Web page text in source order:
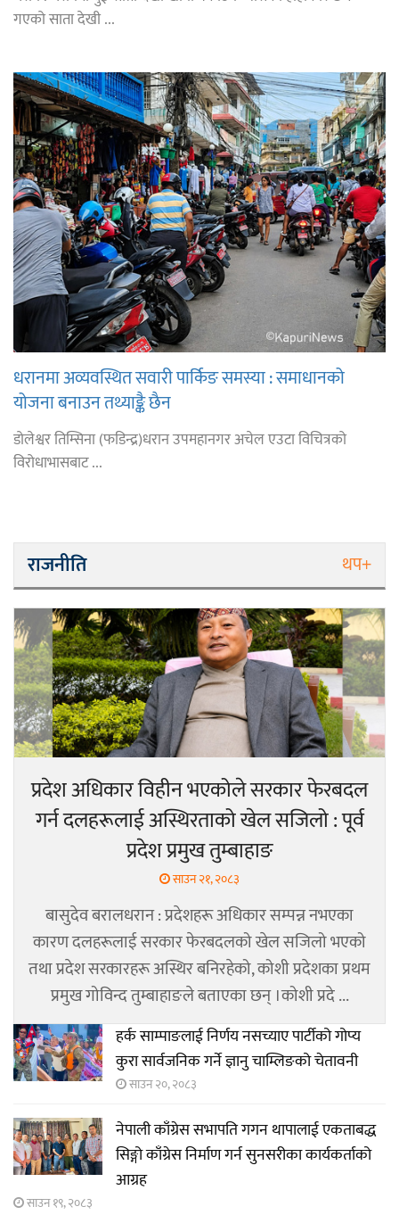
गएको साता देखी ...
धरानमा अव्यवस्थित सवारी पार्किङ समस्या : समाधानको
योजना बनाउन तथ्याङ्कै छैन
डोलेश्वर तिम्सिना (फडिन्द्र)धरान उपमहानगर अचेल एउटा विचित्रको
विरोधाभासबाट ...
राजनीति थप+
प्रदेश अधिकार विहीन भएकोले सरकार फेरबदल
गर्न दलहरूलाई अस्थिरताको खेल सजिलो : पूर्व
प्रदेश प्रमुख तुम्बाहाङ
साउन २१, २०८३
बासुदेव बरालधरान : प्रदेशहरू अधिकार सम्पन्न नभएका
कारण दलहरूलाई सरकार फेरबदलको खेल सजिलो भएको
तथा प्रदेश सरकारहरू अस्थिर बनिरहेको, कोशी प्रदेशका प्रथम
प्रमुख गोविन्द तुम्बाहाङले बताएका छन् ।कोशी प्रदे ...
हर्क साम्पाङलाई निर्णय नसच्याए पार्टीको गोप्य
कुरा सार्वजनिक गर्ने ज्ञानु चाम्लिङको चेतावनी
साउन २०, २०८३
नेपाली काँग्रेस सभापति गगन थापालाई एकताबद्ध
सिङ्गो काँग्रेस निर्माण गर्न सुनसरीका कार्यकर्ताको
आग्रह
साउन १९, २०८३